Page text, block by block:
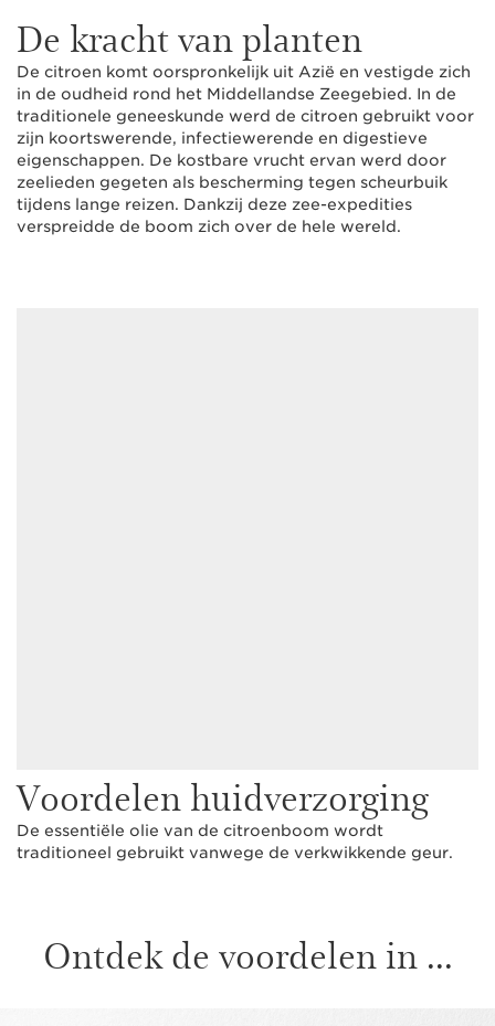
De kracht van planten
De citroen komt oorspronkelijk uit Azië en vestigde zich
in de oudheid rond het Middellandse Zeegebied. In de
traditionele geneeskunde werd de citroen gebruikt voor
zijn koortswerende, infectiewerende en digestieve
eigenschappen. De kostbare vrucht ervan werd door
zeelieden gegeten als bescherming tegen scheurbuik
tijdens lange reizen. Dankzij deze zee-expedities
verspreidde de boom zich over de hele wereld.
Voordelen huidverzorging
De essentiële olie van de citroenboom wordt
traditioneel gebruikt vanwege de verkwikkende geur.
Ontdek de voordelen in ...